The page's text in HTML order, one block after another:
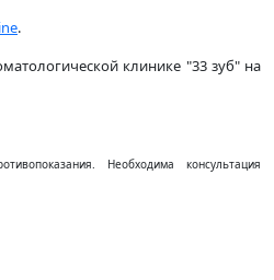
.
клинике "33 зуб" на
Необходима консультация